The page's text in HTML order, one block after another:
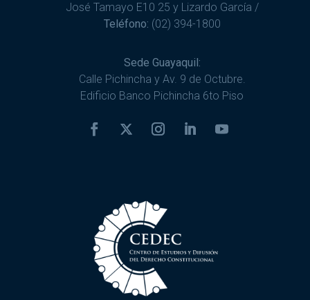
José Tamayo E10 25 y Lizardo García /
Teléfono: (02) 394-1800
Sede Guayaquil:
Calle Pichincha y Av. 9 de Octubre.
Edificio Banco Pichincha 6to Piso